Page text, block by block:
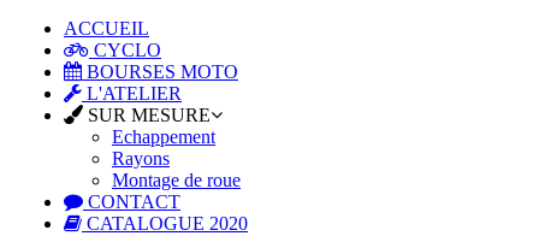
ACCUEIL
CYCLO
BOURSES MOTO
L'ATELIER
SUR MESURE
Echappement
Rayons
Montage de roue
CONTACT
CATALOGUE 2020